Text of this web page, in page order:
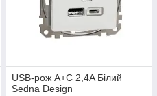
USB-рож A+C 2,4A Білий
Sedna Design